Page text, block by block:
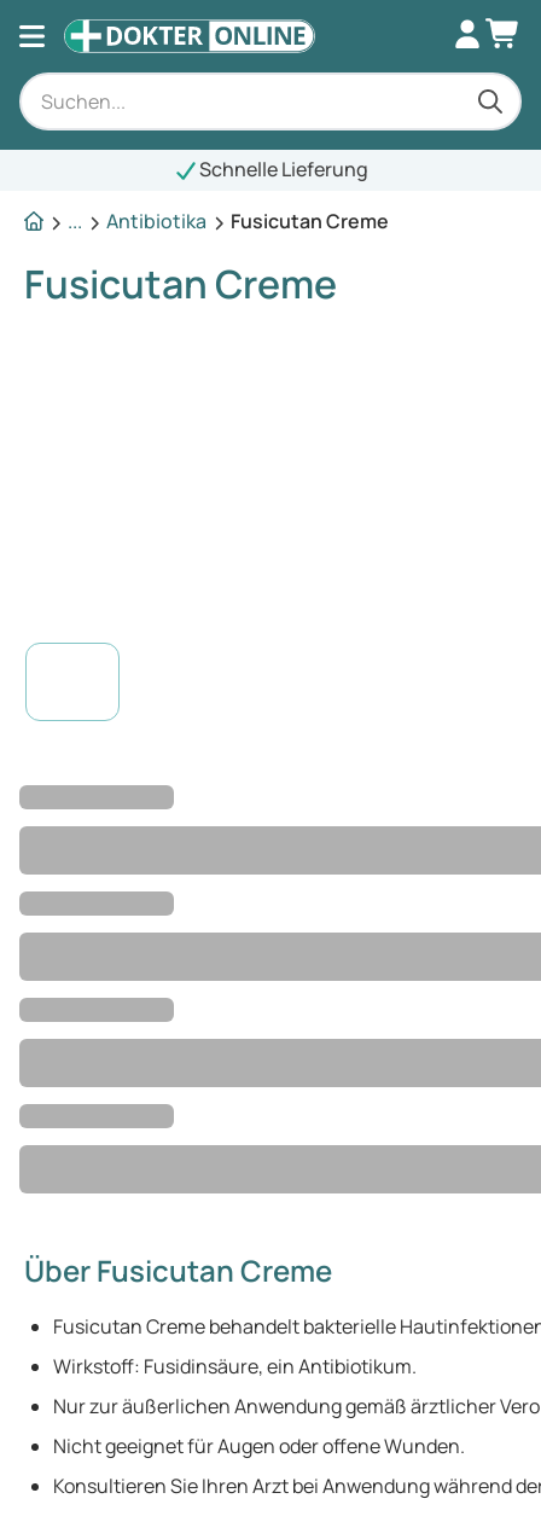
Schnelle Lieferung
...
Antibiotika Fusicutan Creme
Fusicutan Creme
Über Fusicutan Creme
Fusicutan Creme behandelt bakterielle
Wirkstoff: Fusidinsäure, ein Antibiotikum.
Nur zur äußerlichen Anwendung gemäß ärztlicher
Nicht geeignet für Augen oder offene Wunden.
Konsultieren Sie Ihren Arzt bei Anwendung während